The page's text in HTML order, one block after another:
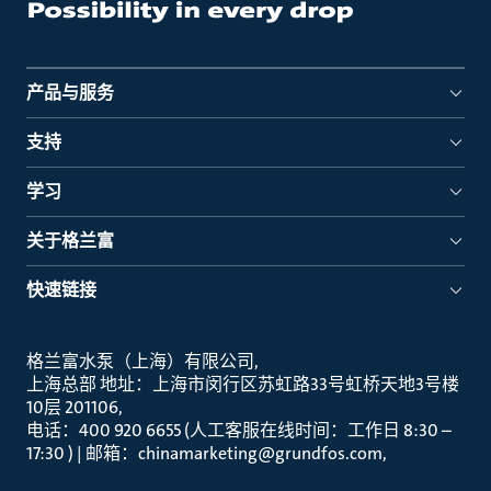
产品与服务
支持
学习
关于格兰富
快速链接
格兰富水泵（上海）有限公司
上海总部 地址：上海市闵行区苏虹路33号虹桥天地3号楼
10层 201106
电话：400 920 6655 (人工客服在线时间：工作日 8:30 –
17:30 ) | 邮箱：chinamarketing@grundfos.com